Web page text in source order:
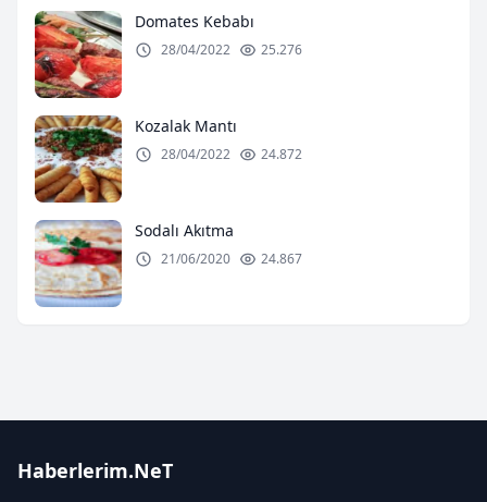
Domates Kebabı
28/04/2022 25.276
Kozalak Mantı
28/04/2022 24.872
Sodalı Akıtma
21/06/2020 24.867
Haberlerim.NeT